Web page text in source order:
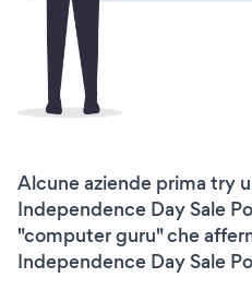
Alcune aziende prima try
Independence Day Sale
"computer guru" che
Independence Day Sale